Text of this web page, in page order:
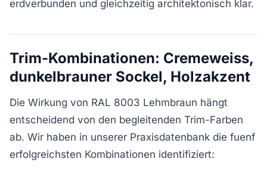
erdverbunden und gleichzeitig architektonisch klar.
Trim-Kombinationen: Cremeweiss,
dunkelbrauner Sockel, Holzakzent
Die Wirkung von RAL 8003 Lehmbraun hängt
entscheidend von den begleitenden Trim-Farben
ab. Wir haben in unserer Praxisdatenbank die fuenf
erfolgreichsten Kombinationen identifiziert: